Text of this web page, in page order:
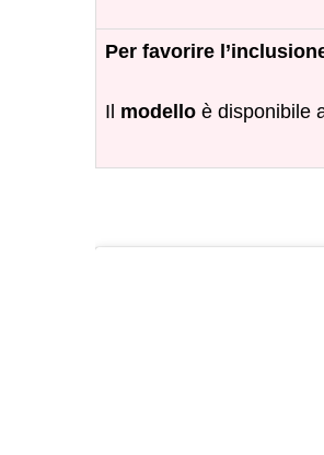
Per favorire
Il modello è disponibile